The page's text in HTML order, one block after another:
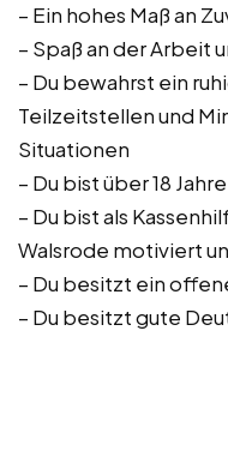
– Ein hohes Maß an
– Spaß an der Arbeit
– Du bewahrst ein
Teilzeitstellen und
Situationen
– Du bist über 18
– Du bist als
Walsrode motiviert
– Du besitzt ein
– Du besitzt gute